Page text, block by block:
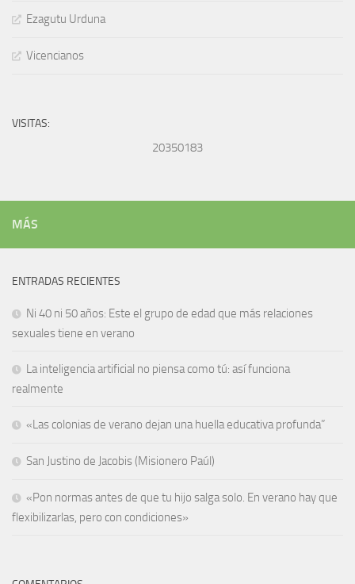
Ezagutu Urduna
Vicencianos
VISITAS:
20350183
MÁS
ENTRADAS RECIENTES
Ni 40 ni 50 años: Este el grupo de edad que más relaciones
sexuales tiene en verano
La inteligencia artificial no piensa como tú: así funciona
realmente
«Las colonias de verano dejan una huella educativa profunda”
San Justino de Jacobis (Misionero Paúl)
«Pon normas antes de que tu hijo salga solo. En verano hay que
flexibilizarlas, pero con condiciones»